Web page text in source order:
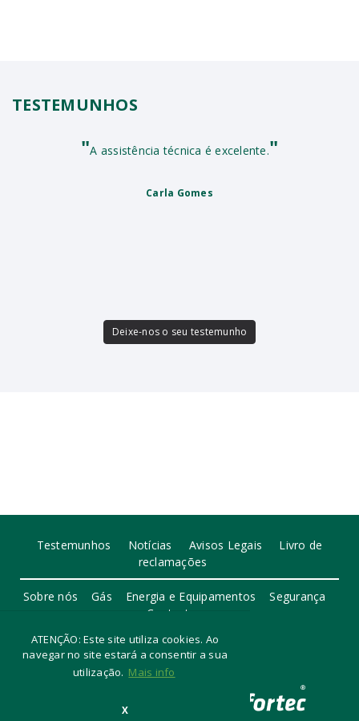
ATENÇÃO: Este site utiliza cookies. Ao
navegar no site estará a consentir a sua
utilização. Mais info
X
TESTEMUNHOS
"A assistência técnica é excelente."
Carla Gomes
Deixe-nos o seu testemunho
Testemunhos Notícias Avisos Legais Livro de
reclamações
Sobre nós Gás Energia e EquipamentosSegurança
Contactos